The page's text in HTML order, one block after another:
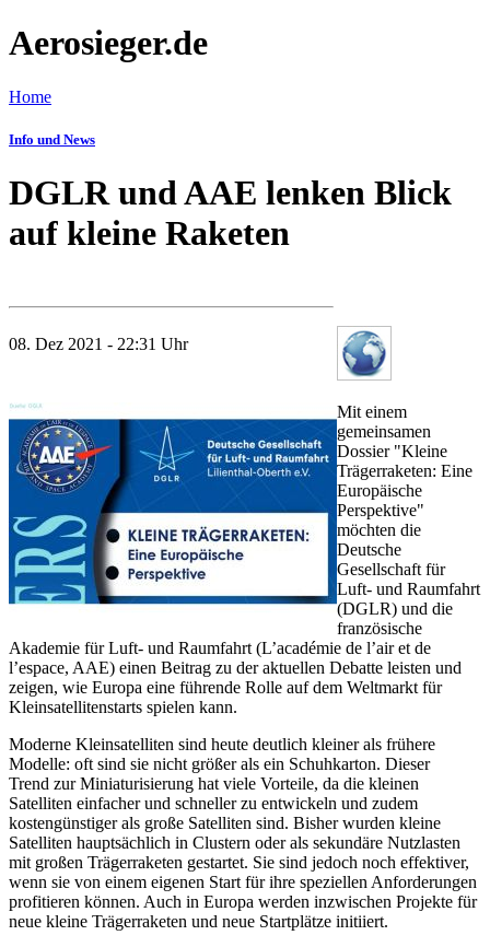
Aerosieger.de
Home
Info und News
DGLR und AAE lenken Blick
auf kleine Raketen
08. Dez 2021 - 22:31 Uhr
Mit einem
gemeinsamen
Dossier "Kleine
Trägerraketen: Eine
Europäische
Perspektive"
möchten die
Deutsche
Gesellschaft für
Luft- und Raumfahrt
(DGLR) und die
französische
Akademie für Luft- und Raumfahrt (L’académie de l’air et de
l’espace, AAE) einen Beitrag zu der aktuellen Debatte leisten und
zeigen, wie Europa eine führende Rolle auf dem Weltmarkt für
Kleinsatellitenstarts spielen kann.
Moderne Kleinsatelliten sind heute deutlich kleiner als frühere
Modelle: oft sind sie nicht größer als ein Schuhkarton. Dieser
Trend zur Miniaturisierung hat viele Vorteile, da die kleinen
Satelliten einfacher und schneller zu entwickeln und zudem
kostengünstiger als große Satelliten sind. Bisher wurden kleine
Satelliten hauptsächlich in Clustern oder als sekundäre Nutzlasten
mit großen Trägerraketen gestartet. Sie sind jedoch noch effektiver,
wenn sie von einem eigenen Start für ihre speziellen Anforderungen
profitieren können. Auch in Europa werden inzwischen Projekte für
neue kleine Trägerraketen und neue Startplätze initiiert.